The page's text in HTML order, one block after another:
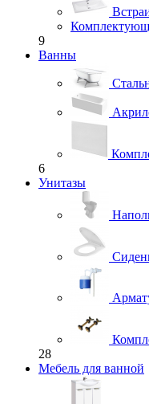
9
Ванны
6
Унитазы
28
Мебель для ванной